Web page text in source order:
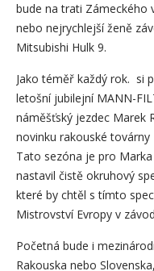
bude na trati Zámeckého
nebo nejrychlejší ženě
Mitsubishi Hulk 9.
Jako téměř každý rok. si
letošní jubilejní MANN-
náměšťský jezdec Marek
novinku rakouské
Tato sezóna je pro
nastavil čistě okruhový
které by chtěl s tímto
Mistrovství Evropy v
Početná bude i
Rakouska nebo